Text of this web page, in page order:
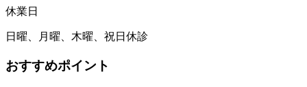
休業日
日曜、月曜、木曜、祝日休診
おすすめポイント